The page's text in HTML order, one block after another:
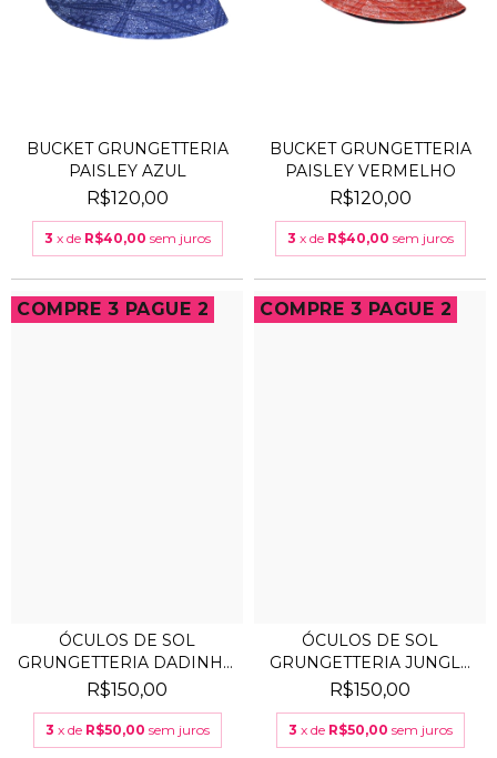
BUCKET GRUNGETTERIA
PAISLEY AZUL
R$120,00
3 x de R$40,00 sem juros
BUCKET GRUNGETTERIA
PAISLEY VERMELHO
R$120,00
3 x de R$40,00 sem juros
COMPRE 3 PAGUE 2
ÓCULOS DE SOL
GRUNGETTERIA DADINHO
ESPEL...
R$150,00
3 x de R$50,00 sem juros
COMPRE 3 PAGUE 2
ÓCULOS DE SOL
GRUNGETTERIA JUNGLE
ROXA
R$150,00
3 x de R$50,00 sem juros